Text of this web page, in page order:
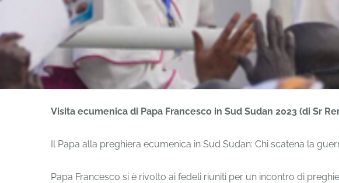
Visita ecumenica di Papa Francesco in Sud Sudan 2023 (di Sr
Il Papa alla preghiera ecumenica in Sud Sudan: Chi scatena la
Papa Francesco si è rivolto ai fedeli riuniti per un incontro di